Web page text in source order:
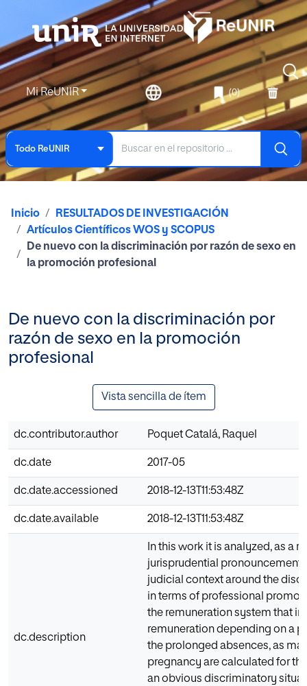
Mi ReUNIR (0)
Todo ReUNIR
Inicio
RESULTADOS DE INVESTIGACIÓN
Artículos Científicos WOS y SCOPUS
De nuevo con la discriminación por razón de sexo en
la promoción profesional
De nuevo con la discriminación por
razón de sexo en la promoción
profesional
Vista sencilla de ítem
dc.contributor.author Poquet Catalá, Raquel
dc.date 2017-05
dc.date.accessioned 2018-12-13T11:53:48Z
dc.date.available 2018-12-13T11:53:48Z
dc.description
In this work it is analyzed, as a
jurisprudential pronouncement,
judicial context around the
in terms of professional
the remuneration system that
remuneration depending on a
the prolonged absences, as
pregnancy are calculated for
an obvious discriminatory